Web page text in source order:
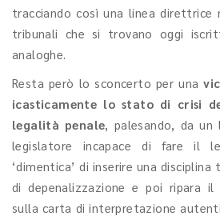
tracciando così una linea
tribunali che si trovano oggi
analoghe.
Resta però lo sconcerto per una
icasticamente lo stato di crisi
legalità penale, palesando, da un
legislatore incapace di fare il
‘dimentica’ di inserire una
di depenalizzazione e poi ripara il
sulla carta di interpretazione